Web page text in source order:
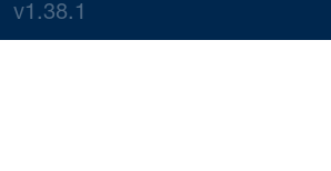
v1.38.1